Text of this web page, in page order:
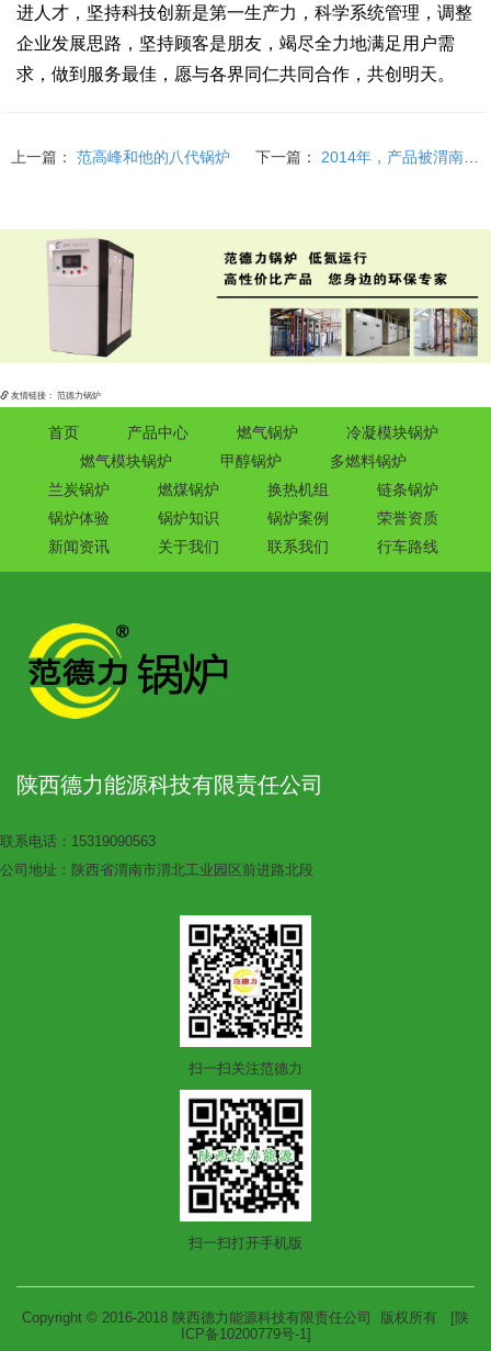
进人才，坚持科技创新是第一生产力，科学系统管理，调整
企业发展思路，坚持顾客是朋友，竭尽全力地满足用户需
求，做到服务最佳，愿与各界同仁共同合作，共创明天。
上一篇： 范高峰和他的八代锅炉 下一篇： 2014年，产品被渭南市政府、质监局评为“渭南市名牌产品”
友情链接： 范德力锅炉
首页 产品中心 燃气锅炉
冷凝模块锅炉
燃气模块锅炉
甲醇锅炉
多燃料锅炉
兰炭锅炉
燃煤锅炉 换热机组
链条锅炉
锅炉体验
锅炉知识 锅炉案例
荣誉资质
新闻资讯
关于我们 联系我们 行车路线
陕西德力能源科技有限责任公司
联系电话：15319090563
公司地址：陕西省渭南市渭北工业园区前进路北段
扫一扫关注范德力
扫一扫打开手机版
Copyright © 2016-2018 陕西德力能源科技有限责任公司 版权所有
[陕
ICP备10200779号-1]